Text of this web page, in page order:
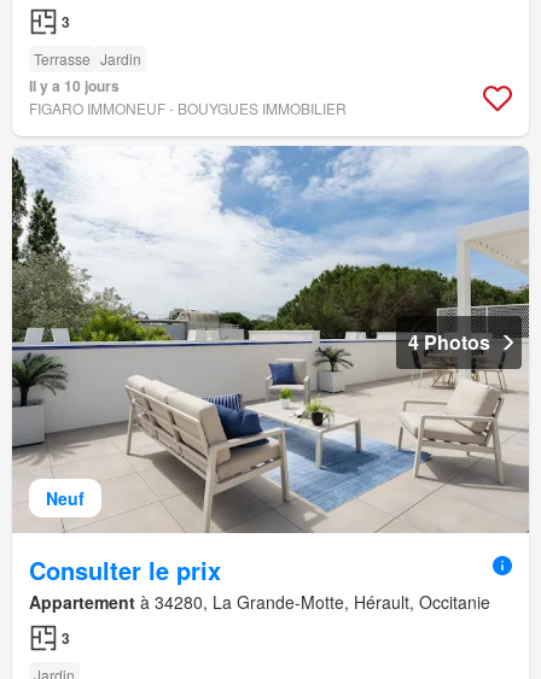
3
Terrasse Jardin
Il y a 10 jours
FIGARO IMMONEUF - BOUYGUES IMMOBILIER
Neuf
4 Photos
Consulter le prix
Appartement à 34280, La Grande-Motte, Hérault, Occitanie
3